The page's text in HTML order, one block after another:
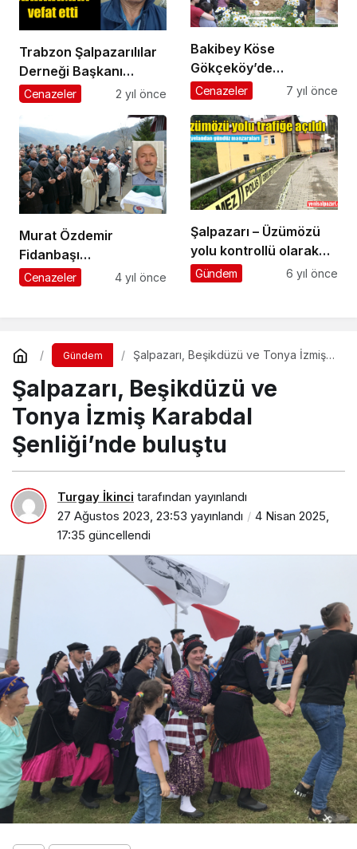
Trabzon Şalpazarılılar
Derneği Başkanı
Turgut Kahraman’ın
Kahraman vefat etti
Cenazeler 2 yıl önce
Bakibey Köse
Gökçeköy’de
ebediyete uğurlandı
Cenazeler 7 yıl önce
Murat Özdemir
Fidanbaşı
Mahallesi’nde son
Cenazeler 4 yıl önce
Şalpazarı – Üzümözü
yolu kontrollü olarak
trafiğe açıldı
Gündem 6 yıl önce
Gündem
Şalpazarı, Beşikdüzü ve Tonya İzmiş
Şalpazarı, Beşikdüzü ve
Tonya İzmiş Karabdal
Şenliği’nde buluştu
Turgay İkinci tarafından yayınlandı
27 Ağustos 2023, 23:53 yayınlandı
4 Nisan 2025,
17:35 güncellendi